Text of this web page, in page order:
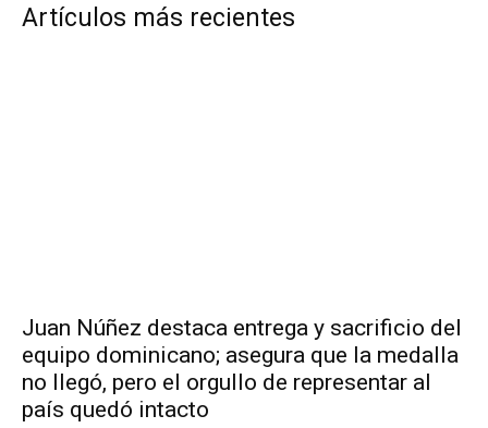
Artículos más recientes
Juan Núñez destaca entrega y sacrificio del
equipo dominicano; asegura que la medalla
no llegó, pero el orgullo de representar al
país quedó intacto